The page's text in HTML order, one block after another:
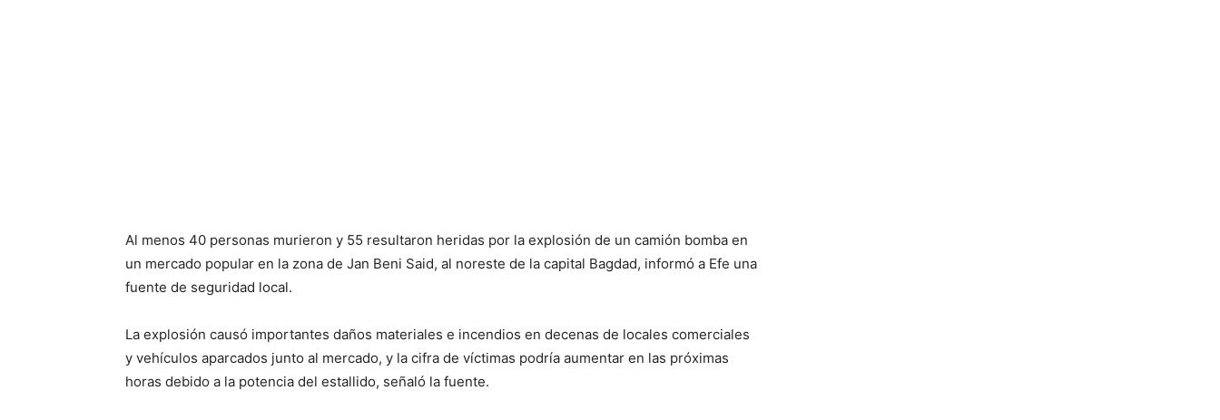
Al menos 40 personas murieron y 55 resultaron heridas por la explosión de un camión bomba en
un mercado popular en la zona de Jan Beni Said, al noreste de la capital Bagdad, informó a Efe una
fuente de seguridad local.
La explosión causó importantes daños materiales e incendios en decenas de locales comerciales
y vehículos aparcados junto al mercado, y la cifra de víctimas podría aumentar en las próximas
horas debido a la potencia del estallido, señaló la fuente.